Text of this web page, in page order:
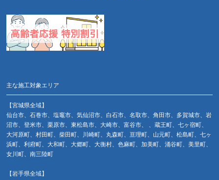
主な施工対象エリア
【宮城県全域】
仙台市、石巻市、塩竈市、気仙沼市、白石市、名取市、角田市、多賀城市、岩
沼市、登米市、栗原市、東松島市、大崎市、富谷市、 、蔵王町、七ヶ宿町、
大河原町、村田町、柴田町、川崎町、丸森町、亘理町、山元町、松島町、七ヶ
浜町、利府町、大和町、大郷町、大衡村、色麻町、加美町、涌谷町、美里町、
女川町、南三陸町
【岩手県全域】